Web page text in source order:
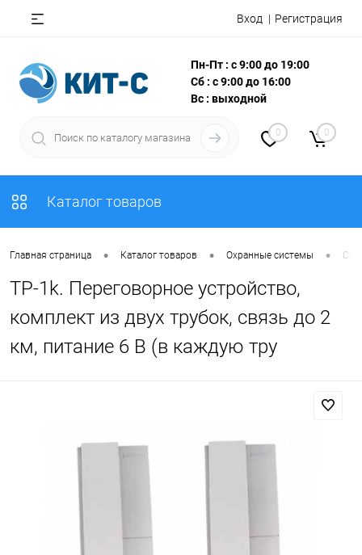
Вход Регистрация
Пн-Пт : с 9:00 до 19:00
Сб : с 9:00 до 16:00
Вс : выходной
0 0
Каталог товаров
Главная страница • Каталог товаров • Охранные системы •
TP-1k. Переговорное устройство,
комплект из двух трубок, связь до 2
км, питание 6 В (в каждую тру